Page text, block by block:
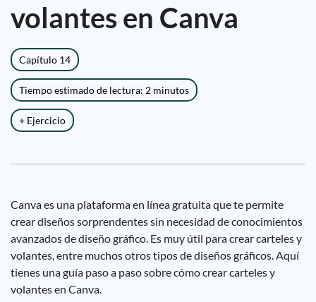
volantes en Canva
Capítulo 14
Tiempo estimado de lectura: 2 minutos
+ Ejercicio
Canva es una plataforma en línea gratuita que te permite
crear diseños sorprendentes sin necesidad de conocimientos
avanzados de diseño gráfico. Es muy útil para crear carteles y
volantes, entre muchos otros tipos de diseños gráficos. Aquí
tienes una guía paso a paso sobre cómo crear carteles y
volantes en Canva.